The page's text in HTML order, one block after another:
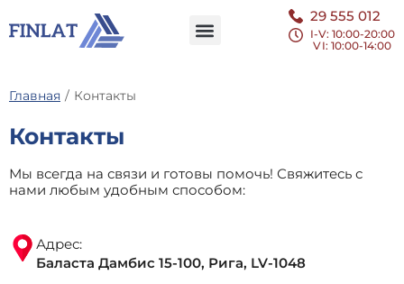
29 555 012
I-V: 10:00-20:00
VI: 10:00-14:00
Главная / Контакты
Контакты
Мы всегда на связи и готовы помочь! Свяжитесь с
нами любым удобным способом:
Баласта Дамбис 15-100, Рига, LV-1048
Адрес: